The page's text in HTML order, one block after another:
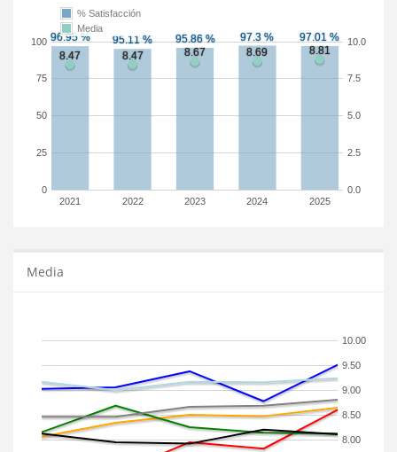
2021 2022 2023 2024 2025
0
25
50
75
100
0.0
2.5
5.0
7.5
10.0
% Satisfacción
Media
Media
8.00
8.50
9.00
9.50
10.00